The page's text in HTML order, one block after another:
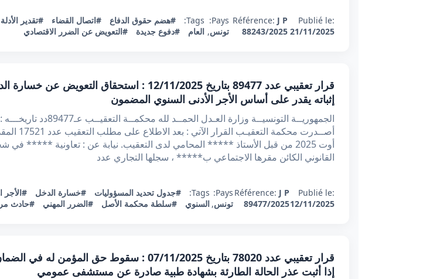
Publié le:
21/11/2025
Référence: J P
88243/2025
Pays:
تونس,
Tags: #هضم حقوق الدفاع #اتصال القضاء #تقدير الأدلة
العام
#دفوع جديدة #التعويض عن الضرر الاقتصادي
قرار تعقيبي عدد 89477 بتاريخ 12/11/2025 : استحقاق التعويض عن
إثباته يقدر على أساس الأجر الأدنى السنوي المضمون
أوت 2025 من قبل الأستاذ ***** المحامي لدى التعقيب. نيابة عن : تعاونية *****
القانوني الكائن مقرها الاجتماعي ب***** ، سجلها التجاري عدد
Publié le:
12/11/2025
Référence: J P
89477/2025
Pays:
تونس,
Tags: #جدول تحديد المسؤوليات #خسارة الدخل
#الأجر
السنوي
#سلطة محكمة الأصل #الضرر المهني #حادث
قرار تعقيبي عدد 78020 بتاريخ 07/11/2025 : سقوط حق المؤمن
إذا أثبت عذر الحالة الطارئة بشهادة طبية صادرة عن مستشفى عمومي